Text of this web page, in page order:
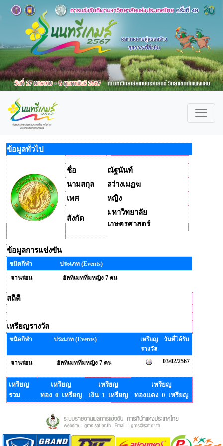
ข้อมูลทั่วไป
ชื่อ
ณัฐนันท์
นามสกุล
สว่างเมฏฆ
เพศ
หญิง
สังกัด
มหาวิทยาลัย
เกษตรศาสตร์
ข้อมูลการแข่งขัน
ชนิดกีฬา
ประเภท (Events)
จานร่อน
อัลทิเมททีมหญิง 7 คน
สถิติ
เหรียญรางวัล
ชนิดกีฬา ประเภท (Events)
เหรียญ
รางวัล
วันที่ได้รับ
จานร่อน อัลทิเมททีมหญิง 7 คน 03/02/2567
เหรียญ
รวม
เหรียญ
ทอง 0 เหรียญ
เหรียญ
เงิน 1 เหรียญ
เหรียญ
ทองแดง 0 เหรียญ